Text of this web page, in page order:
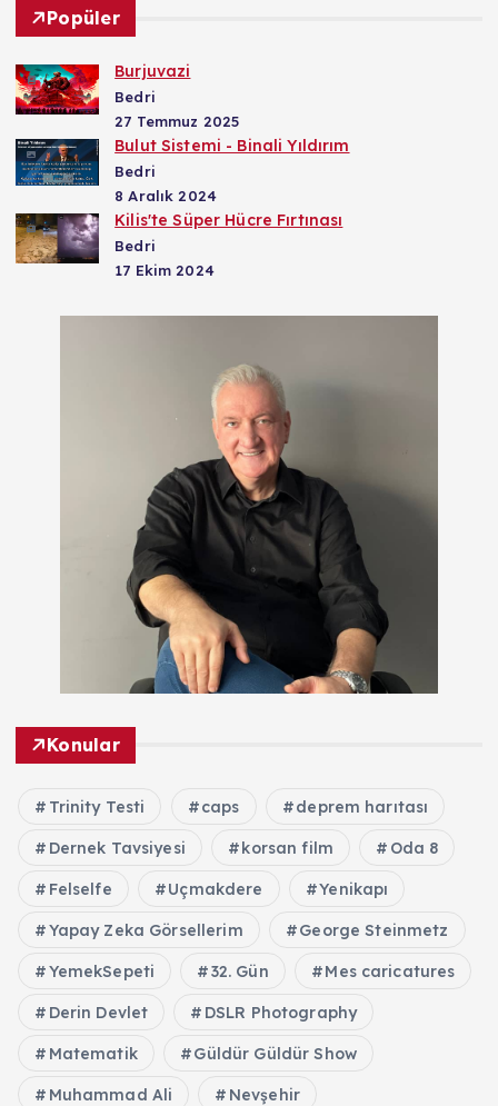
Popüler
Burjuvazi
Bedri
27 Temmuz 2025
Bulut Sistemi - Binali Yıldırım
Bedri
8 Aralık 2024
Kilis'te Süper Hücre Fırtınası
Bedri
17 Ekim 2024
Konular
Trinity Testi caps deprem harıtası
Dernek Tavsiyesi korsan film Oda 8
Felselfe Uçmakdere Yenikapı
Yapay Zeka Görsellerim George Steinmetz
YemekSepeti 32. Gün Mes caricatures
Derin Devlet DSLR Photography
Matematik Güldür Güldür Show
Muhammad Ali Nevşehir